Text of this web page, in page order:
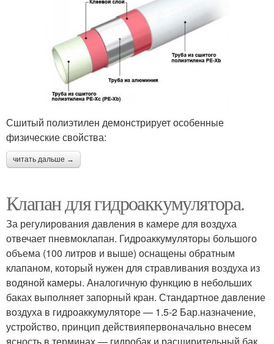
Сшитый полиэтилен демонстрирует особенные
физические свойства:
читать дальше →
Клапан для гидроаккумулятора.
За регулирования давления в камере для воздуха
отвечает пневмоклапан. Гидроаккумуляторы большого
объема (100 литров и выше) оснащены обратным
клапаном, который нужен для стравливания воздуха из
водяной камеры. Аналогичную функцию в небольших
баках выполняет запорный кран. Стандартное давление
воздуха в гидроаккумуляторе — 1.5-2 Бар.назначение,
устройство, принцип действияпервоначально внесем